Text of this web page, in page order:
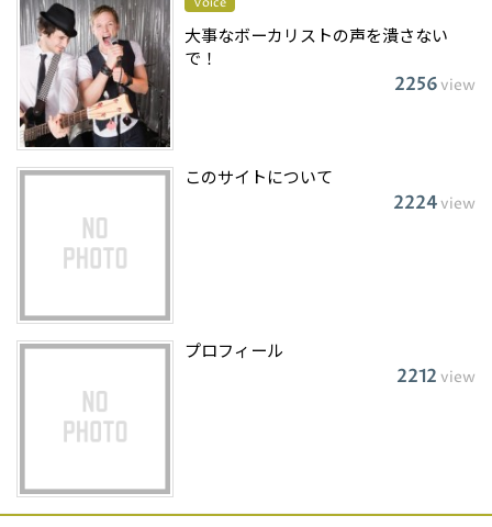
大事なボーカリストの声を潰さない
で！
2256view
このサイトについて
2224view
プロフィール
2212 view